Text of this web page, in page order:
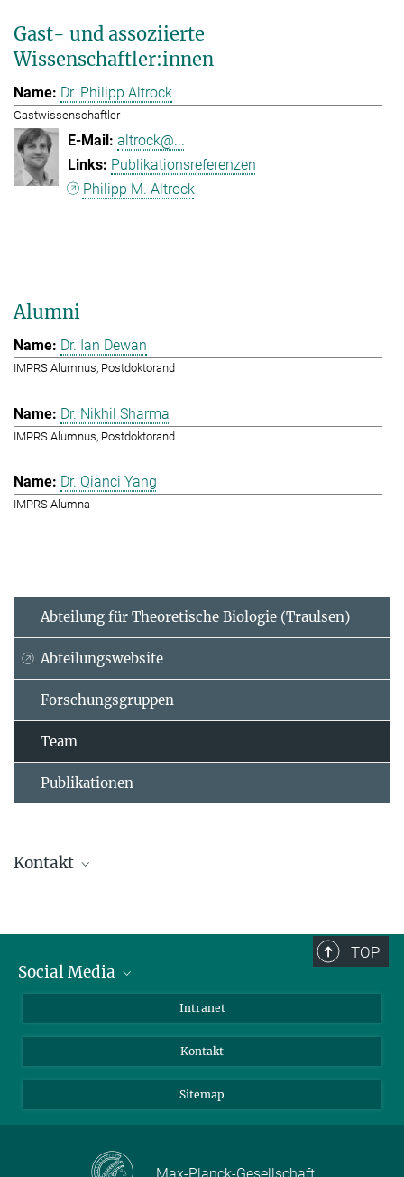
Gast- und assoziierte
Wissenschaftler:innen
Dr. Philipp Altrock
Gastwissenschaftler
altrock@...
Publikationsreferenzen
Philipp M. Altrock
Alumni
Dr. Ian Dewan
IMPRS Alumnus, Postdoktorand
Dr. Nikhil Sharma
IMPRS Alumnus, Postdoktorand
Dr. Qianci Yang
IMPRS Alumna
Abteilung für Theoretische Biologie (Traulsen)
Abteilungswebsite
Forschungsgruppen
Team
Publikationen
Kontakt
+49 4522 763-260
Assistenz der Abteilung
TOP
Social Media
LinkedIn
Intranet
Kontakt
Sitemap
Max-Planck-Gesellschaft